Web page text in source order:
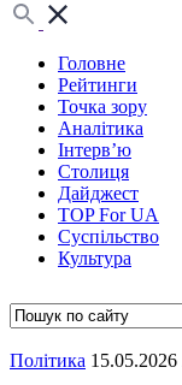
Головне
Рейтинги
Точка зору
Аналітика
Інтерв’ю
Столиця
Дайджест
TOP For UA
Суспiльство
Культура
Полiтика 15.05.2026